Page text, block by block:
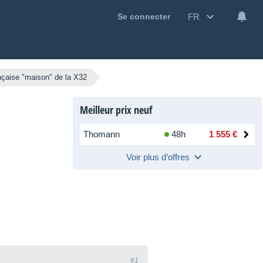
Se connecter FR
"maison" de la X32
Meilleur prix neuf
Thomann 48h 1 555 €
Voir plus d’offres
#1